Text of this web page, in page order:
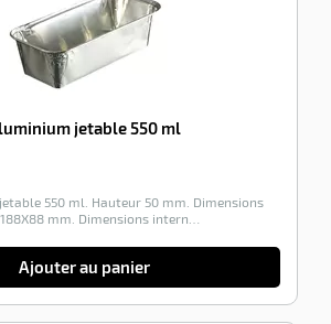
jetable 550 ml
550 ml. Hauteur 50 mm. Dimensions
mm. Dimensions intern…
Ajouter au panier